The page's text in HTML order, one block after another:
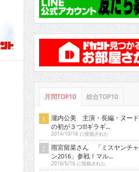
月間TOP10 総合TOP10
瀧内公美 主演・長編・ヌード
の初が３つ!!!ギラギ...
2014/10/16 に投稿された
雨宮留菜さん 「ミスヤンチャ
ン2016」参戦！マル...
2016/5/16 に投稿された